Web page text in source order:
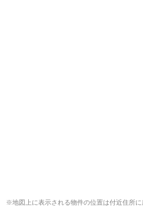
※地図上に表示される物件の位置は付近住所